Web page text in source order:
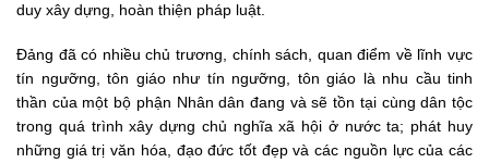
duy xây dựng, hoàn thiện pháp luật.
Đảng đã có nhiều chủ trương, chính sách, quan điểm về lĩnh vực
tín ngưỡng, tôn giáo như tín ngưỡng, tôn giáo là nhu cầu tinh
thần của một bộ phận Nhân dân đang và sẽ tồn tại cùng dân tộc
trong quá trình xây dựng chủ nghĩa xã hội ở nước ta; phát huy
những giá trị văn hóa, đạo đức tốt đẹp và các nguồn lực của các